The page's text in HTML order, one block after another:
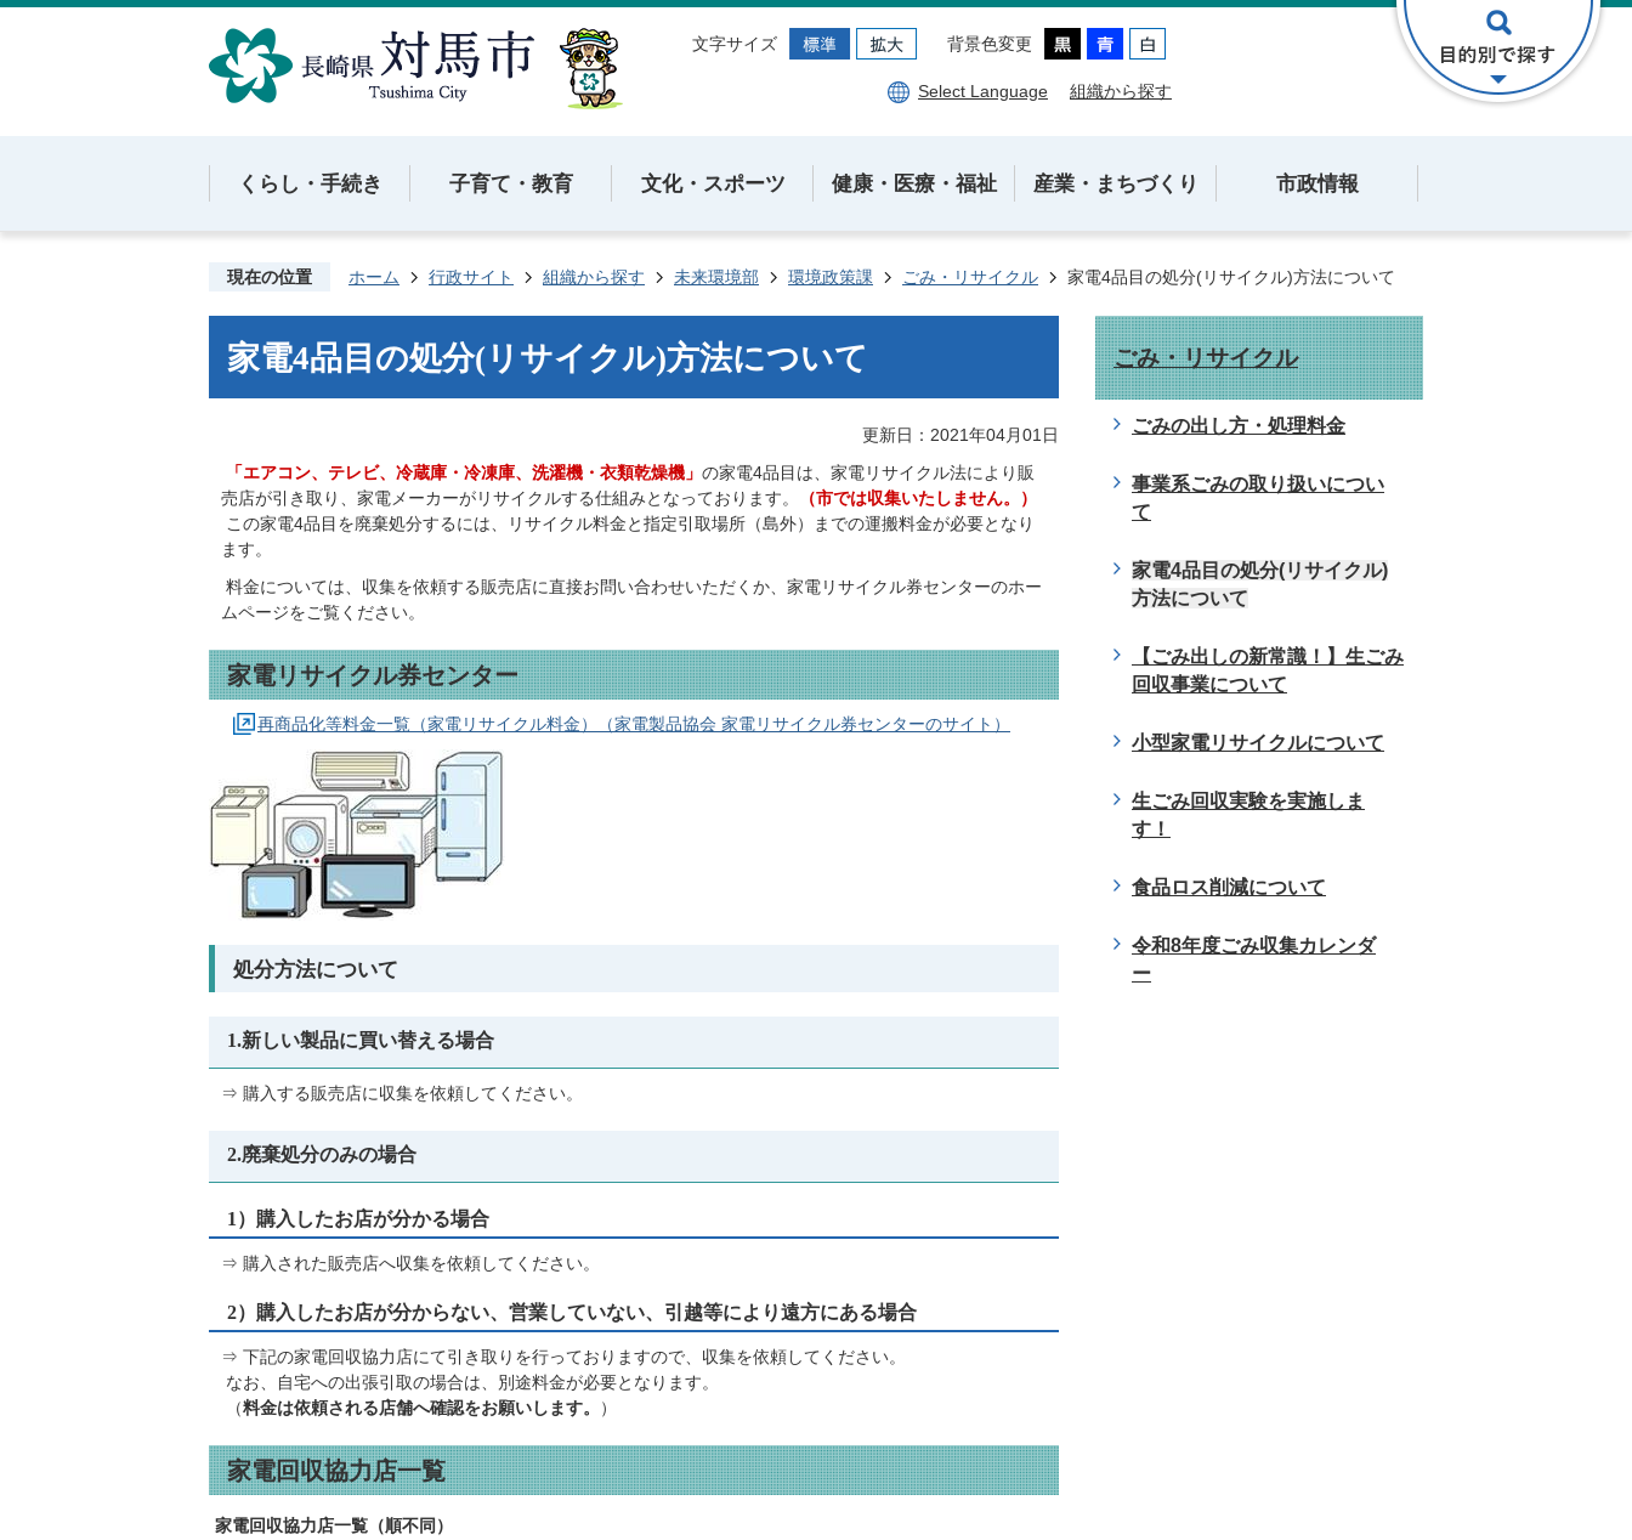
文字サイズ 背景色変更
Select Language 組織から探す
くらし・手続き 子育て・教育 文化・スポーツ 健康・医療・福祉 産業・まちづくり 市政情報
現在の位置 ホーム 行政サイト 組織から探す 未来環境部 環境政策課 ごみ・リサイクル 家電4品目の処分(リサイクル)方法について
家電4品目の処分(リサイクル)方法について
更新日：2021年04月01日
「エアコン、テレビ、冷蔵庫・冷凍庫、洗濯機・衣類乾燥機」 の家電4品目は、家電リサイクル法により販
売店が引き取り、家電メーカーがリサイクルする仕組みとなっております。
（市では収集いたしません。）
この家電4品目を廃棄処分するには、リサイクル料金と指定引取場所（島外）までの運搬料金が必要となり
ます。
料金については、収集を依頼する販売店に直接お問い合わせいただくか、家電リサイクル券センターのホー
ムページをご覧ください。
家電リサイクル券センター
再商品化等料金一覧（家電リサイクル料金）（家電製品協会 家電リサイクル券センターのサイト）
処分方法について
1.新しい製品に買い替える場合
⇒ 購入する販売店に収集を依頼してください。
2.廃棄処分のみの場合
1）購入したお店が分かる場合
⇒ 購入された販売店へ収集を依頼してください。
2）購入したお店が分からない、営業していない、引越等により遠方にある場合
⇒ 下記の家電回収協力店にて引き取りを行っておりますので、収集を依頼してください。
なお、自宅への出張引取の場合は、別途料金が必要となります。
（料金は依頼される店舗へ確認をお願いします。 ）
家電回収協力店一覧
家電回収協力店一覧（順不同）
ごみ・リサイクル
ごみの出し方・処理料金
事業系ごみの取り扱いについ
て
家電4品目の処分(リサイクル)
方法について
【ごみ出しの新常識！】生ごみ
回収事業について
小型家電リサイクルについて
生ごみ回収実験を実施しま
す！
食品ロス削減について
令和8年度ごみ収集カレンダ
ー